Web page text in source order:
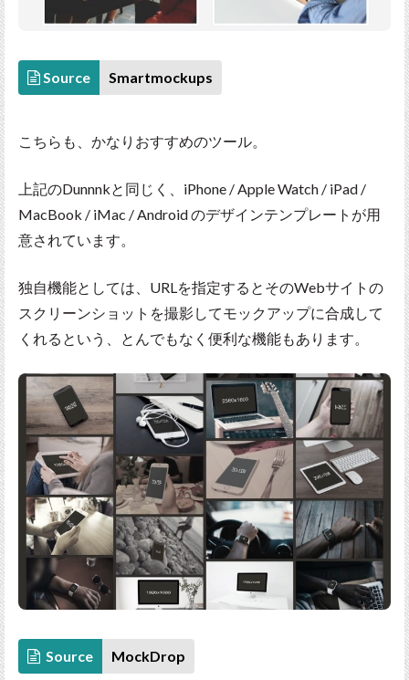
Source Smartmockups
こちらも、かなりおすすめのツール。
上記のDunnnkと同じく、iPhone / Apple Watch / iPad /
MacBook / iMac / Android のデザインテンプレートが用
意されています。
独自機能としては、URLを指定するとそのWebサイトの
スクリーンショットを撮影してモックアップに合成して
くれるという、とんでもなく便利な機能もあります。
Source MockDrop